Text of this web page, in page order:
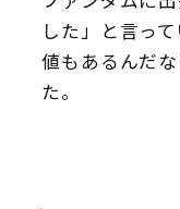
した」と言っ
値もあるんだ
た。